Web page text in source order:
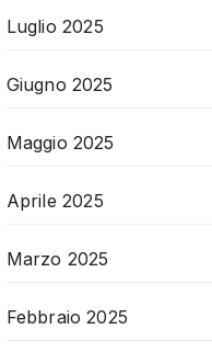
Luglio 2025
Giugno 2025
Maggio 2025
Aprile 2025
Marzo 2025
Febbraio 2025